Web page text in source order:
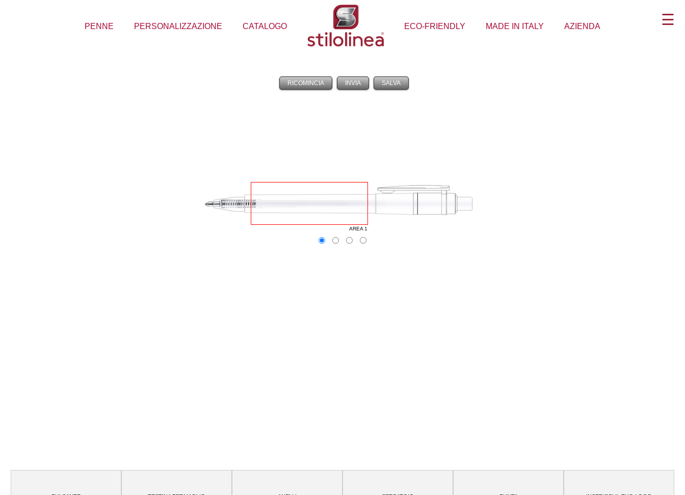
☰
PENNE PERSONALIZZAZIONE CATALOGO ECO-FRIENDLY MADE IN ITALY AZIENDA